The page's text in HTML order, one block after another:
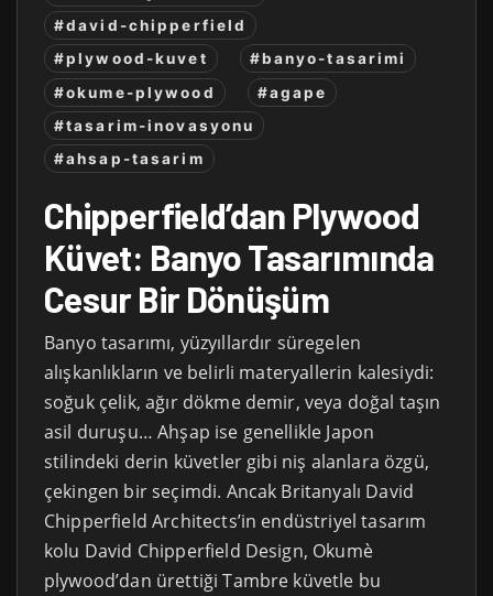
#david-chipperfield
#plywood-kuvet
#banyo-tasarimi
#okume-plywood
#agape
#tasarim-inovasyonu
#ahsap-tasarim
Chipperfield’dan Plywood
Küvet: Banyo Tasarımında
Cesur Bir Dönüşüm
Banyo tasarımı, yüzyıllardır süregelen
alışkanlıkların ve belirli materyallerin kalesiydi:
soğuk çelik, ağır dökme demir, veya doğal taşın
asil duruşu… Ahşap ise genellikle Japon
stilindeki derin küvetler gibi niş alanlara özgü,
çekingen bir seçimdi. Ancak Britanyalı David
Chipperfield Architects’in endüstriyel tasarım
kolu David Chipperfield Design, Okumè
plywood’dan ürettiği Tambre küvetle bu